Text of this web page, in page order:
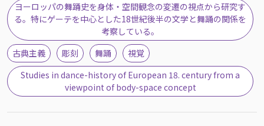
ヨーロッパの舞踊史を身体・空間観念の変遷の視点から研究す
る。特にゲーテを中心とした18世紀後半の文学と舞踊の関係を
考察している。
古典主義
彫刻 舞踊
視覚
Studies in dance-history of European 18. century from a
viewpoint of body-space concept